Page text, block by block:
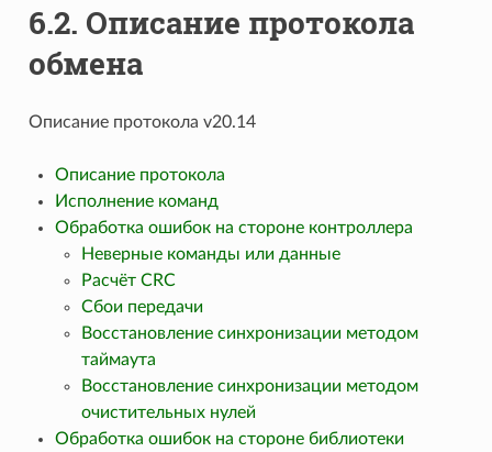
6.2. Описание протокола
обмена
Описание протокола v20.14
Описание протокола
Исполнение команд
Обработка ошибок на стороне контроллера
Неверные команды или данные
Расчёт CRC
Сбои передачи
Восстановление синхронизации методом
таймаута
Восстановление синхронизации методом
очистительных нулей
Обработка ошибок на стороне библиотеки